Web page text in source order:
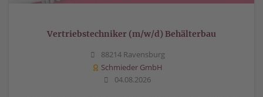
Vertriebstechniker (m/w/d) Behälterbau
88214 Ravensburg
Schmieder GmbH
04.08.2026